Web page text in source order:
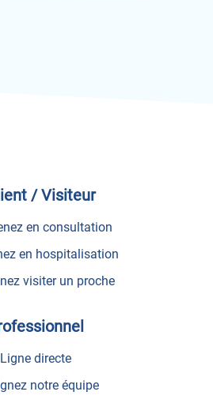
/ Visiteur
en consultation
en hospitalisation
visiter un proche
Ligne directe
notre équipe